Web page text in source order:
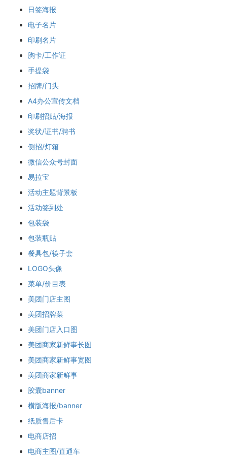
日签海报
电子名片
印刷名片
胸卡/工作证
手提袋
招牌/门头
A4办公宣传文档
印刷招贴/海报
奖状/证书/聘书
侧招/灯箱
微信公众号封面
易拉宝
活动主题背景板
活动签到处
包装袋
包装瓶贴
餐具包/筷子套
LOGO头像
菜单/价目表
美团门店主图
美团招牌菜
美团门店入口图
美团商家新鲜事长图
美团商家新鲜事宽图
美团商家新鲜事
胶囊banner
横版海报/banner
纸质售后卡
电商店招
电商主图/直通车